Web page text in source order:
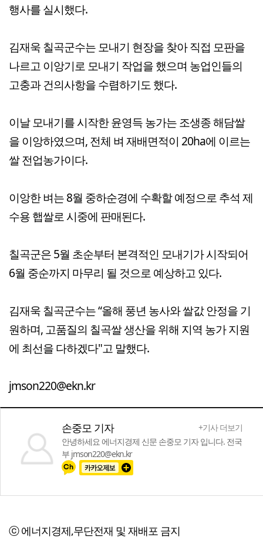
행사를 실시했다.
김재욱 칠곡군수는 모내기 현장을 찾아 직접 모판을
나르고 이앙기로 모내기 작업을 했으며 농업인들의
고충과 건의사항을 수렴하기도 했다.
이날 모내기를 시작한 윤영득 농가는 조생종 해담쌀
을 이앙하였으며, 전체 벼 재배면적이 20ha에 이르는
쌀 전업농가이다.
이앙한 벼는 8월 중하순경에 수확할 예정으로 추석 제
수용 햅쌀로 시중에 판매된다.
칠곡군은 5월 초순부터 본격적인 모내기가 시작되어
6월 중순까지 마무리 될 것으로 예상하고 있다.
김재욱 칠곡군수는 “올해 풍년 농사와 쌀값 안정을 기
원하며, 고품질의 칠곡쌀 생산을 위해 지역 농가 지원
에 최선을 다하겠다"고 말했다.
jmson220@ekn.kr
손중모 기자
+기사 더보기
안녕하세요 에너지경제 신문 손중모 기자 입니다. 전국
부 jmson220@ekn.kr
ⓒ 에너지경제,무단전재 및 재배포 금지